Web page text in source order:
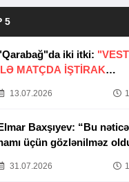
5
iki itki:
MATÇDA İŞTİRAK
13.07.2026
Baxşıyev: “Bu nəticə
üçün gözlənilməz
31.07.2026